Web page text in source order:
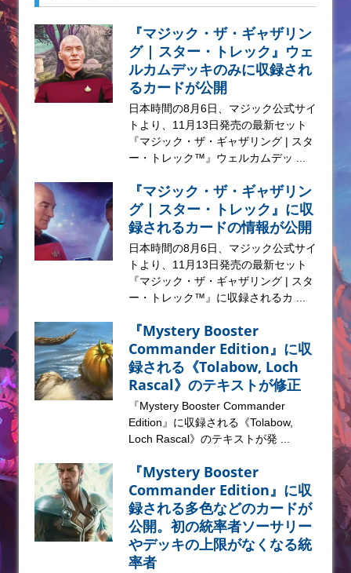
『マジック・ザ・ギャザリン
グ | スター・トレック』ウェ
ルカムデッキのみに収録され
るカードが公開
日本時間の8月6日、マジック公式サイ
トより、11月13日発売の最新セット
『マジック・ザ・ギャザリング | スタ
ー・トレック™』ウェルカムデッ ...
『マジック・ザ・ギャザリン
グ | スター・トレック』に収
録されるカードの情報が公開
日本時間の8月6日、マジック公式サイ
トより、11月13日発売の最新セット
『マジック・ザ・ギャザリング | スタ
ー・トレック™』に収録されるカ ...
『Mystery Booster
Commander Edition』に収
録される《Tolabow, Loch
Rascal》のテキストが修正
『Mystery Booster Commander
Edition』に収録される《Tolabow,
Loch Rascal》のテキストが発 ...
『Mystery Booster
Commander Edition』に収
録される多色などのカードが
公開。初の統率者ソーサリー
やデッキの上限がなくなる統
率者